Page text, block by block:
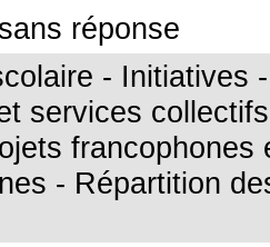
réponse
- Initiatives
services
francophones
- Répartition